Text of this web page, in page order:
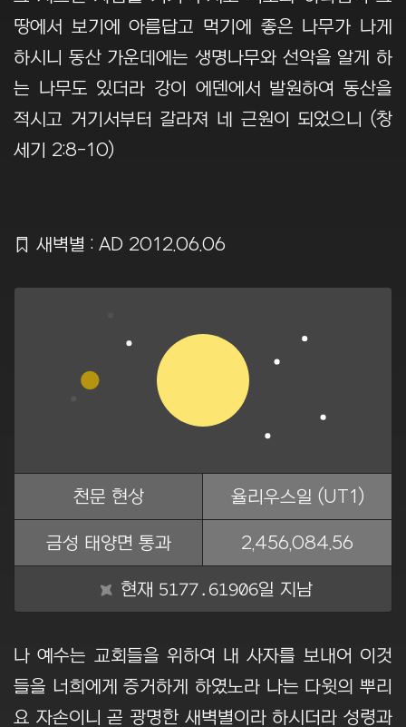
땅에서 보기에 아름답고 먹기에 좋은 나무가 나게
하시니 동산 가운데에는 생명나무와 선악을 알게 하
는 나무도 있더라 강이 에덴에서 발원하여 동산을
적시고 거기서부터 갈라져 네 근원이 되었으니 (창
세기 2:8-10)
Ẍ 새벽별 : AD 2012.06.06
천문 현상 율리우스일 (UT1)
금성 태양면 통과 2,456,084.56
현재 5177.61907일 지남
나 예수는 교회들을 위하여 내 사자를 보내어 이것
들을 너희에게 증거하게 하였노라 나는 다윗의 뿌리
요 자손이니 곧 광명한 새벽별이라 하시더라 성령과